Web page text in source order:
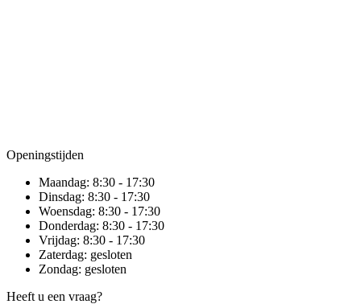
Openingstijden
Maandag: 8:30 - 17:30
Dinsdag: 8:30 - 17:30
Woensdag: 8:30 - 17:30
Donderdag: 8:30 - 17:30
Vrijdag: 8:30 - 17:30
Zaterdag: gesloten
Zondag: gesloten
Heeft u een vraag?